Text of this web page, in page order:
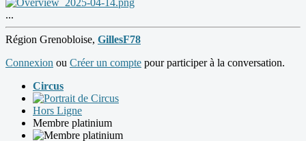
...
Région Grenobloise, GillesF78
Connexion ou Créer un compte pour participer à la conversation.
Circus
Hors Ligne
Membre platinium